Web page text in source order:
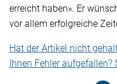
erreicht haben». Er
vor allem erfolgreiche
Hat der Artikel nicht
Ihnen Fehler aufgefallen?